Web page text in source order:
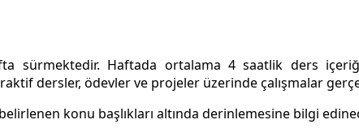
sürmektedir. Haftada ortalama 4 saatlik ders
dersler, ödevler ve projeler üzerinde çalışmalar
belirlenen konu başlıkları altında derinlemesine bilgi